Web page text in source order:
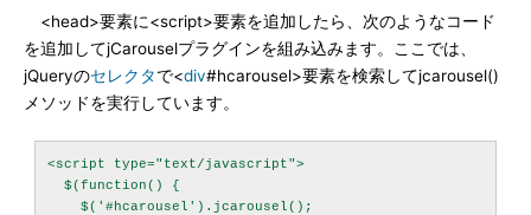
<head>要素に<script>要素を追加したら、次のようなコード
を追加してjCarouselプラグインを組み込みます。ここでは、
jQueryのセレクタで<div#hcarousel>要素を検索してjcarousel()
メソッドを実行しています。
<script type="text/javascript">
  $(function() {
    $('#hcarousel').jcarousel();